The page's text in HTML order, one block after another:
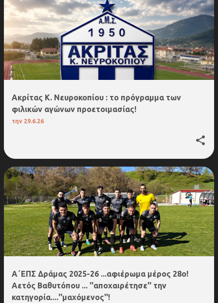
Aκρίτας Κ. Νευροκοπίου : το πρόγραμμα των
φιλικών αγώνων προετοιμασίας!
την 29.6.26
Α΄ΕΠΣ Δράμας 2025-26 ...αφιέρωμα μέρος 28ο!
Αετός Βαθυτόπου ... ''αποχαιρέτησε'' την
κατηγορία....''μαχόμενος''!